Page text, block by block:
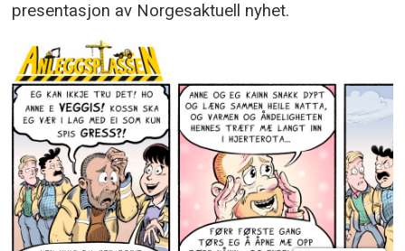
presentasjon av Norgesaktuell nyhet.